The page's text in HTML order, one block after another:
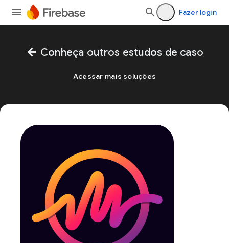
Fazer login
arrow_back Conheça outros estudos de caso
Acessar mais soluções